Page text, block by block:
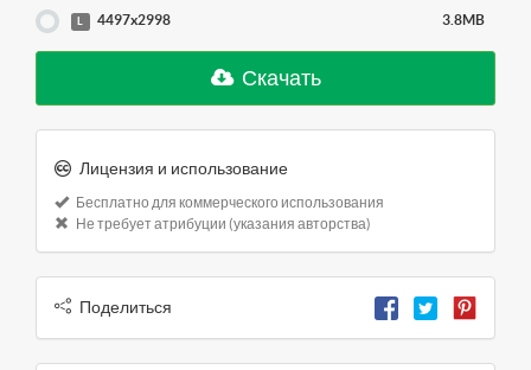
L 4497x2998 3.8MB
Скачать
Лицензия и использование
Бесплатно для коммерческого использования
Не требует атрибуции (указания авторства)
Поделиться